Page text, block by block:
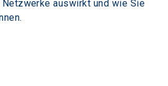
auswirkt und wie Sie